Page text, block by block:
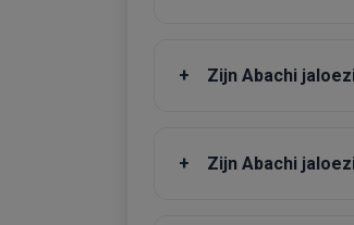
+ Zijn Abachi
+ Zijn Abachi